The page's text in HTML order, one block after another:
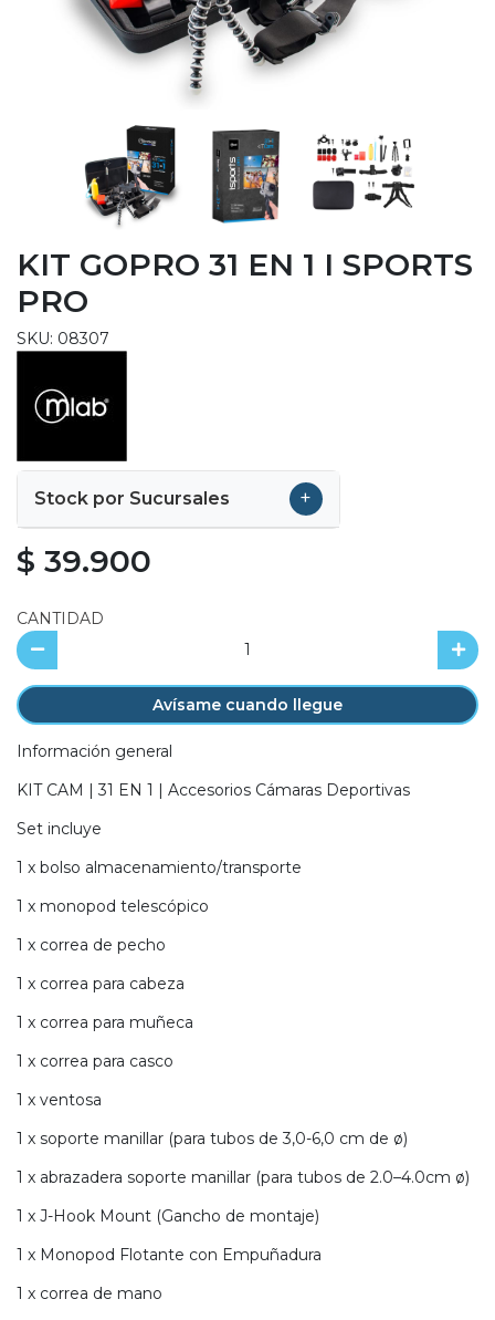
KIT GOPRO 31 EN 1 I SPORTS
PRO
SKU: 08307
Stock por Sucursales +
$ 39.900
CANTIDAD
Avísame cuando llegue
Información general
KIT CAM | 31 EN 1 | Accesorios Cámaras Deportivas
Set incluye
1 x bolso almacenamiento/transporte
1 x monopod telescópico
1 x correa de pecho
1 x correa para cabeza
1 x correa para muñeca
1 x correa para casco
1 x ventosa
1 x soporte manillar (para tubos de 3,0-6,0 cm de ø)
1 x abrazadera soporte manillar (para tubos de 2.0–4.0cm ø)
1 x J-Hook Mount (Gancho de montaje)
1 x Monopod Flotante con Empuñadura
1 x correa de mano